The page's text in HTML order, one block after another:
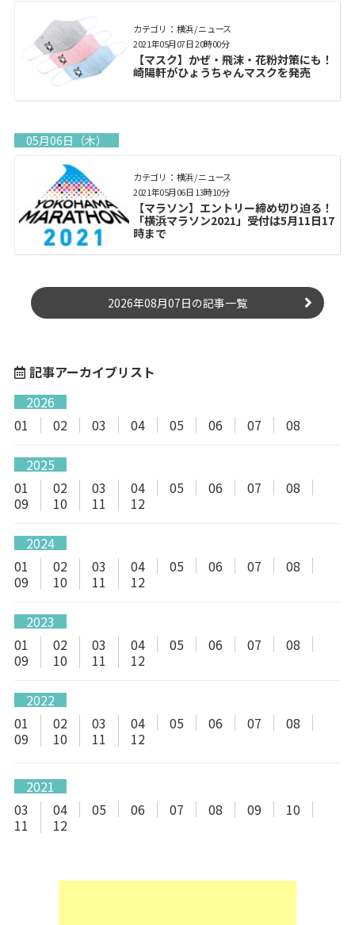
カテゴリ： 横浜 / ニュース
【マスク】かぜ・飛沫・花粉対策にも！
崎陽軒がひょうちゃんマスクを発売
2021年05月07日 20時00分
05月06日（木）
カテゴリ： 横浜 / ニュース
【マラソン】エントリー締め切り迫る！
「横浜マラソン2021」受付は5月11日17
時まで
2021年05月06日 13時10分
2026年08月07日の記事一覧
記事アーカイブリスト
2026
01
02 03 04 05 06 07 08
2025
01
02 03 04 05 06 07
08
09
10 11 12
2024
01
02 03 04 05 06 07
08
09
10 11 12
2023
01
02 03 04 05 06 07
08
09
10 11 12
2022
01
02 03 04 05 06 07
08
09
10 11 12
2021
03
04 05 06 07 08 09
10
11
12